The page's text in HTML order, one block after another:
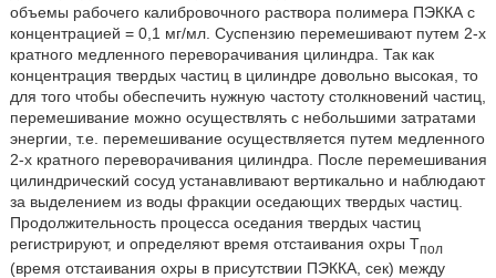
объемы рабочего калибровочного раствора полимера ПЭККА с
концентрацией = 0,1 мг/мл. Суспензию перемешивают путем 2-х
кратного медленного переворачивания цилиндра. Так как
концентрация твердых частиц в цилиндре довольно высокая, то
для того чтобы обеспечить нужную частоту столкновений частиц,
перемешивание можно осуществлять с небольшими затратами
энергии, т.е. перемешивание осуществляется путем медленного
2-х кратного переворачивания цилиндра. После перемешивания
цилиндрический сосуд устанавливают вертикально и наблюдают
за выделением из воды фракции оседающих твердых частиц.
Продолжительность процесса оседания твердых частиц
регистрируют, и определяют время отстаивания охры Тпол
(время отстаивания охры в присутствии ПЭККА, сек) между